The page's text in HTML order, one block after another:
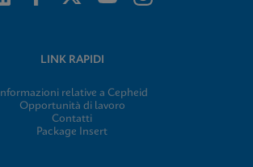
LINK RAPIDI
Informazioni relative a Cepheid
Opportunità di lavoro
Contatti
Package Insert